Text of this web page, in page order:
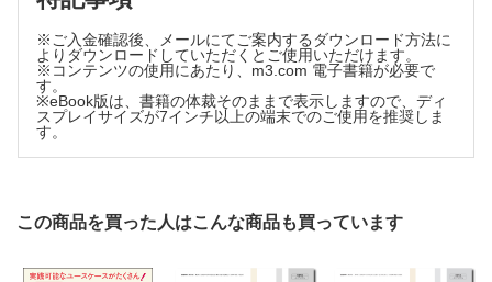
Score（DEQS）の検討 橋本 昌也 ほか
症例
MP関節橈屈変形を来たした浮遊型母指多指症の1例 今井
脂肪腫の再発と考えられた左肘部異型脂肪腫様腫瘍の1例
工夫
投稿規定
※ご入金確認後、メールにてご案内するダウンロード方法に
よりダウンロードしていただくとご使用いただけます。
※コンテンツの使用にあたり、m3.com 電子書籍が必要で
す。
※eBook版は、書籍の体裁そのままで表示しますので、ディ
スプレイサイズが7インチ以上の端末でのご使用を推奨しま
す。
この商品を買った人はこんな商品も買っています